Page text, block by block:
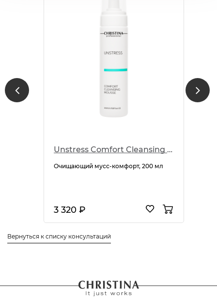
Unstress Comfort Cleansing Mousse
Очищающий мусс-комфорт, 200 мл
3 320 ₽
Вернуться к списку консультаций